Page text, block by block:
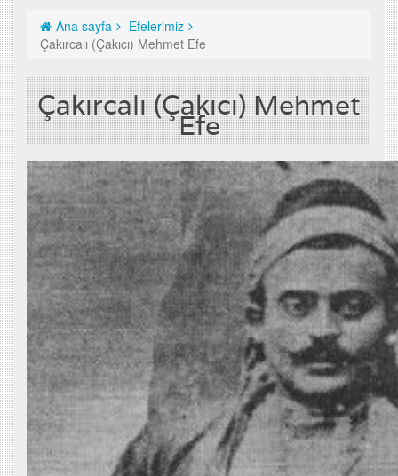
Ana sayfa
Efelerimiz
Çakırcalı (Çakıcı) Mehmet Efe
Çakırcalı (Çakıcı) Mehmet
Efe